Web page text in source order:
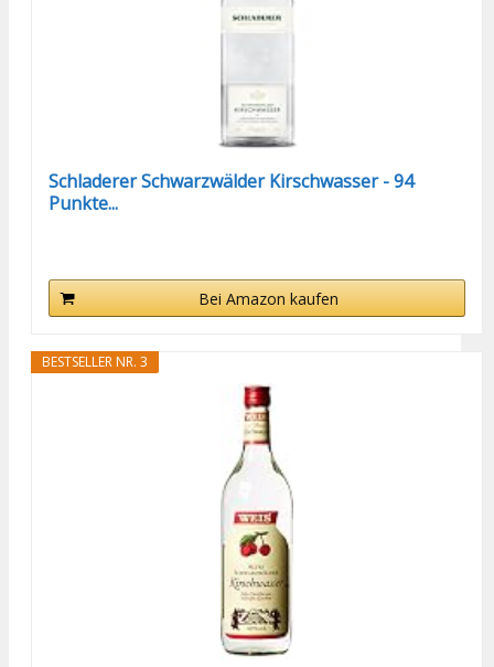
Schladerer Schwarzwälder Kirschwasser - 94
Punkte...
Bei Amazon kaufen
BESTSELLER NR. 3